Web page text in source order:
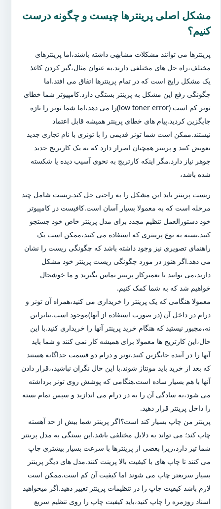
مشکل اصلی پرینترها چیست و چگونه درست
کنیم؟
پرینترها می توانند مشکلات مشابهی داشته باشند،اما پرینترهای
مختلف،راه حل های مختلفی دارند.به عنوان مثال،گیر کردن کاغذ
یک مشکل رایج است که در تمام پرینترها اتفاق می افتد.اما
چگونگی رفع این مشکل به پرینتر بستگی دارد.کامپیوتر شما خطای
تونر کم است (low toner error)را می دهد،اما شما تونر را تازه
جایگزین کردید.پیام های خطای پرینتر همیشه قابل اعتماد
نیستند.ممکن است شما تونر قدیمی را با تونری با نام تجاری جدید
تعویض کنید و پرینتر همچنان اصرار دارد که به یک کارتریج جدید
جوهر نیاز دارد.مگر اینکه کارتریج به نحوی آسیب دیده یا شکسته
شده باشد،
ریست پرینتر باید این مشکل را به راحتی حل کند.ریست شامل چند
مرحله است که به معمولا بسیار آسان است.کافیست در کامپیوتر
خود دستورالعمل تنظیم مجدد برای مدل پرینتر خاص خود جستجو
کنید.بسته به نوع پرینتری که استفاده می کنید،ممکن است یک
راهنمای تصویری نیز وجود داشته باشد که چگونگی ریست را نشان
می دهد.اگر هنوز در مورد چگونگی ریست پرینتر خود مشکل
دارید،می توانید با تعمیرکار پرینتر تماس بگیرید و ما خوشحال
خواهیم شد که به شما کمک کنیم.
معمولا هنگامی که یک پرینتر را خریداری می کنید،همراه آن تونر و
درام در داخل آن (در صورت استفاده از آنها)موجود است.بنابراین
نه،مجبور نیستید که هنگام خرید پرینتر آنها را خریداری کنید.با این
حال،این کارتریج ها معمولا برای همیشه کار نمی کنند و شما باید
آنها را در آینده جایگزین کنید.تونر و درام دو قسمت جداگانه هستند
که بعد از خرید باید مونتاژ شوند.با این حال نگران نباشید،،قرار دادن
آنها با هم بسیار ساده است.هنگامی که پوشش روی تونر برداشته
می شود،به سادگی آن را به در درام می اندازید و سپس تمام بسته
را داخل پرینتر قرار دهید.
پرینتر من چاپ بسیار کند است؟اگر پرینتر شما بیش از حد آهسته
چاپ کند؛ می تواند به دلایل مختلفی باشد.این بستگی به مدل پرینتر
شما تیز دارد،زیرا بعضی از پرینترها با سرعت بسیار بیشتری چاپ
می کنند تا چاپ های با کیفیت بالا پرینت کنند.مدل های دیگر پرینتر
بسیار سریعتر چاپ می شوند اما کیفیت آن کم است.ممکن است
لازم باشد کیفیت چاپ را در تنظیمات پرینتر تغییر دهید.اگر میخواهید
اسناد روزمره را چاپ کنید،باید کیفیت چاپ را روی تنظیم سریع